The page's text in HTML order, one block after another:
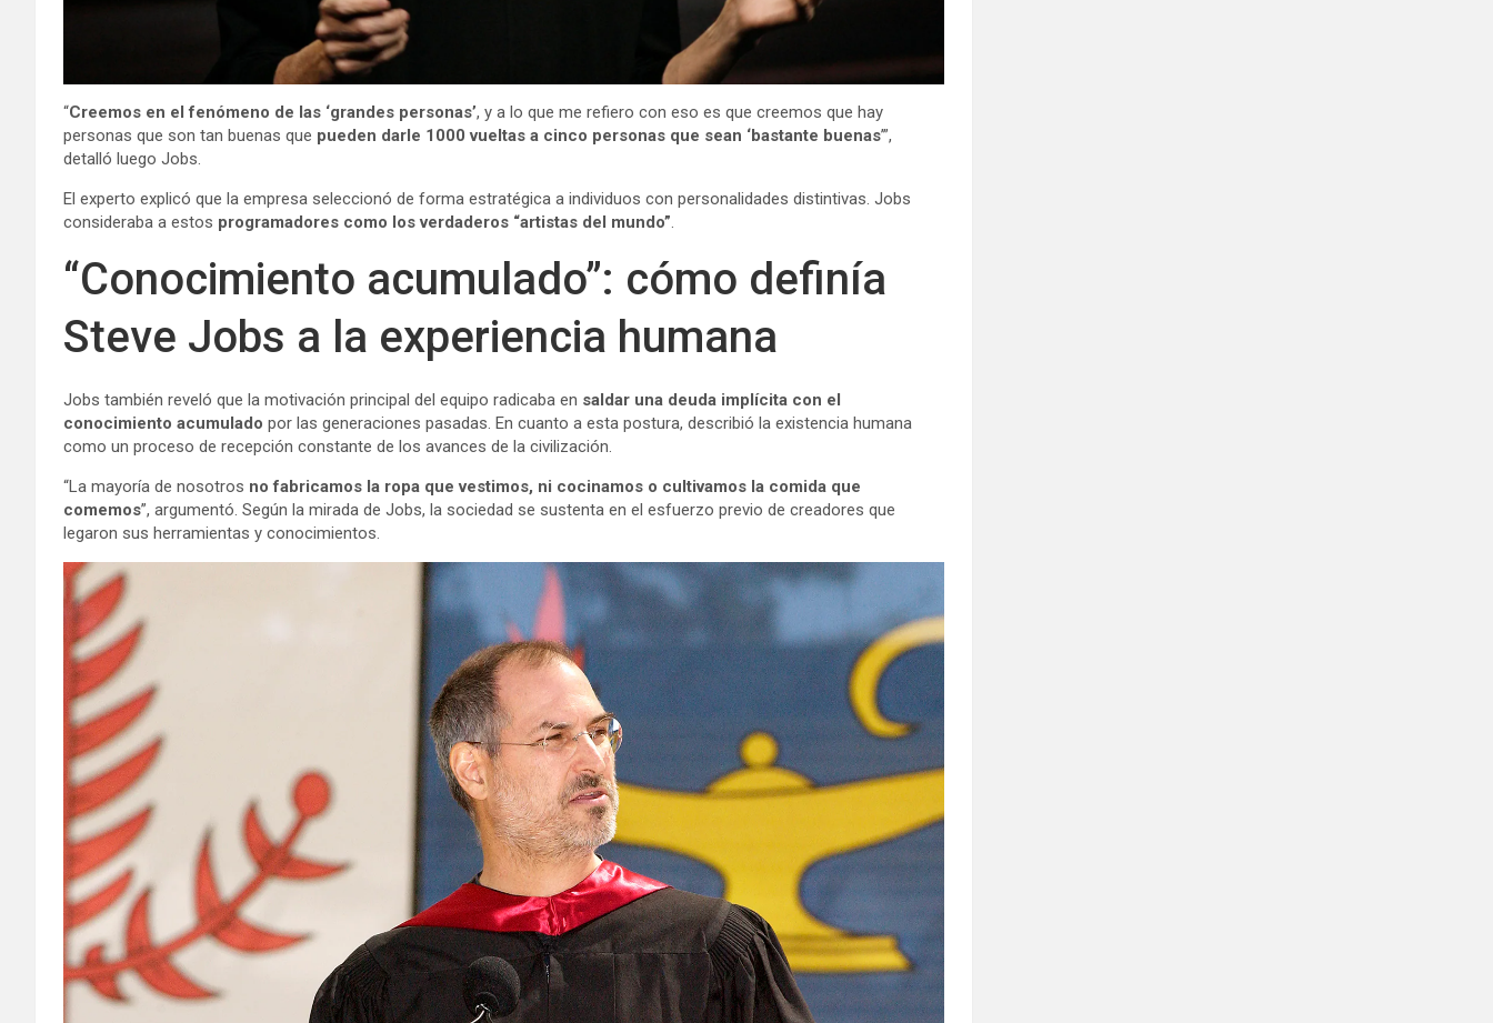
“Creemos en el fenómeno de las ‘grandes personas’, y a lo que me refiero con eso es que creemos que hay
personas que son tan buenas que pueden darle 1000 vueltas a cinco personas que sean ‘bastante buenas’”,
detalló luego Jobs.
El experto explicó que la empresa seleccionó de forma estratégica a individuos con personalidades distintivas. Jobs
consideraba a estos programadores como los verdaderos “artistas del mundo”
“Conocimiento acumulado”: cómo definía
Steve Jobs a la experiencia humana
Jobs también reveló que la motivación principal del equipo radicaba en saldar una deuda implícita con el
conocimiento acumulado por las generaciones pasadas. En cuanto a esta postura, describió la existencia humana
como un proceso de recepción constante de los avances de la civilización.
“La mayoría de nosotros no fabricamos la ropa que vestimos, ni cocinamos o cultivamos la comida que
comemos”, argumentó. Según la mirada de Jobs, la sociedad se sustenta en el esfuerzo previo de creadores que
legaron sus herramientas y conocimientos.